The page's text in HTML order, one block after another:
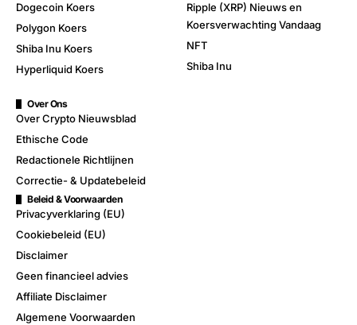
Dogecoin Koers
Polygon Koers
Shiba Inu Koers
Hyperliquid Koers
Ripple (XRP) Nieuws en
Koersverwachting Vandaag
NFT
Shiba Inu
Over Ons
Over Crypto Nieuwsblad
Ethische Code
Redactionele Richtlijnen
Correctie- & Updatebeleid
Beleid & Voorwaarden
Privacyverklaring (EU)
Cookiebeleid (EU)
Disclaimer
Geen financieel advies
Affiliate Disclaimer
Algemene Voorwaarden